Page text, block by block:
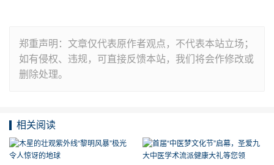
郑重声明：文章仅代表原作者观点，不代表本站立场；
如有侵权、违规，可直接反馈本站，我们将会作修改或
删除处理。
相关阅读